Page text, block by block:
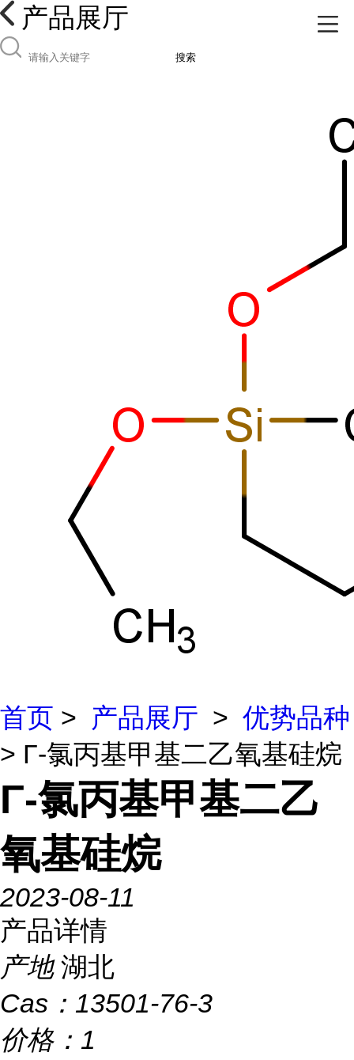
产品展厅
搜索
首页 > 产品展厅 > 优势品种
> Γ-氯丙基甲基二乙氧基硅烷
Γ-氯丙基甲基二乙
氧基硅烷
2023-08-11
产品详情
产地 湖北
Cas： 13501-76-3
价格： 1